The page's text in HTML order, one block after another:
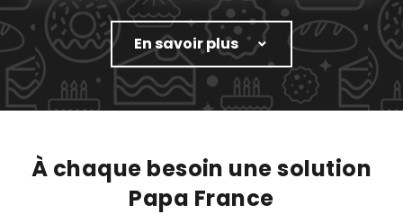
En savoir plus
À chaque besoin une solution
Papa France